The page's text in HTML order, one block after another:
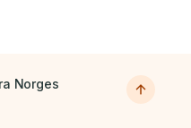
Norges